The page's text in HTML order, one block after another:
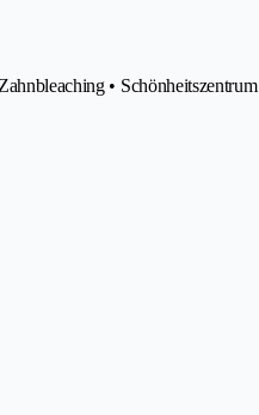
• Schönheitszentrum